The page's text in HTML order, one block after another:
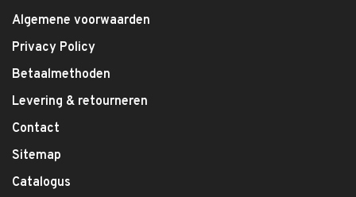
Algemene voorwaarden
Privacy Policy
Betaalmethoden
Levering & retourneren
Contact
Sitemap
Catalogus